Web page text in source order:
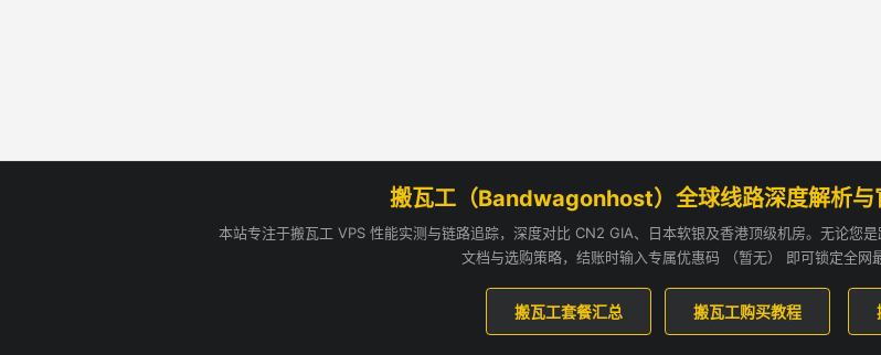
搬瓦工（Bandwagonhost）全球线路深度解析与
本站专注于搬瓦工 VPS 性能实测与链路追踪，深度对比 CN2 GIA、日本软银及香港顶级机房。无论您
文档与选购策略，结账时输入专属优惠码 （暂无） 即可锁定全网
搬瓦工套餐汇总 搬瓦工购买教程